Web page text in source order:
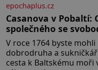
epochaplus.cz
Casanova v Pobaltí:
společného se
V roce 1764 byste
dobrodruha a
cesta k Baltskému moři